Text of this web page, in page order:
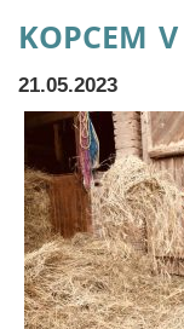
kopcem
21.05.2023